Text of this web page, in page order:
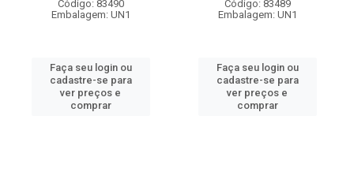
Código: 83490
Embalagem: UN1
Faça seu login ou
cadastre-se para
ver preços e
comprar
Código: 83489
Embalagem: UN1
Faça seu login ou
cadastre-se para
ver preços e
comprar